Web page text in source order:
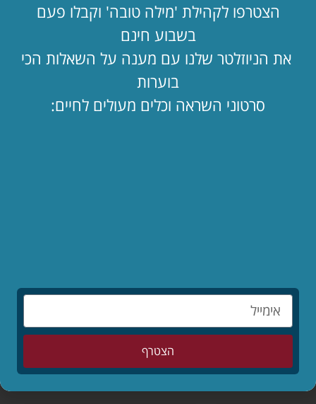
הילד קיבל ווטסאפ. מה עכשיו? 📱
לקריאת המאמר »
ההבדל הקטן בין אילון מאסק 💵 לביני
תפילה
ציונות דתית פרשת שבוע סיפורים
הצטרפו לקהילת 'מילה טובה' וקבלו פעם
בשבוע חינם
את הניוזלטר שלנו עם מענה על השאלות הכי
בוערות
סרטוני השראה וכלים מעולים לחיים:
הצטרף